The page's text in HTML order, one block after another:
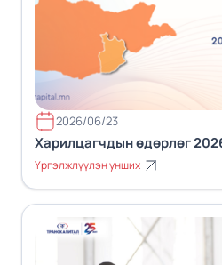
2026/06/23
Харилцагчдын өдөрлөг
Үргэлжлүүлэн унших